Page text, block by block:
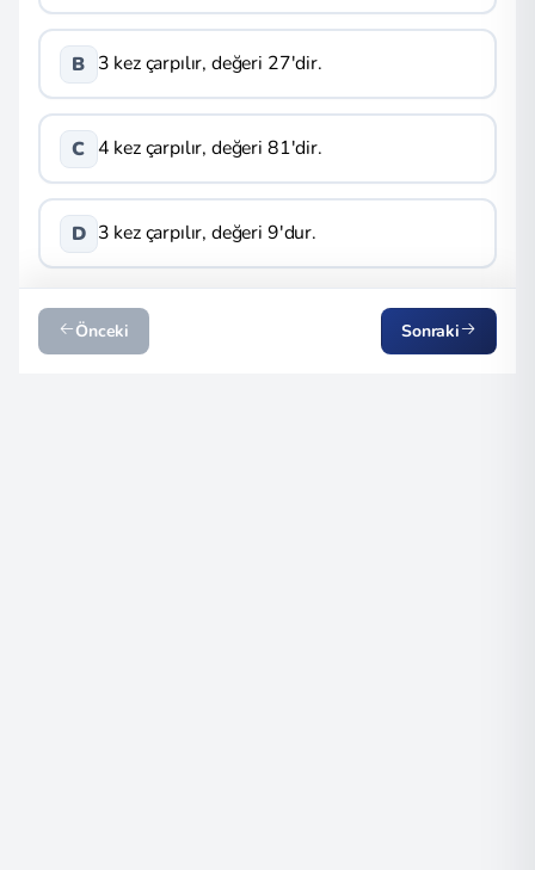
B 3 kez çarpılır, değeri 27'dir.
C 4 kez çarpılır, değeri 81'dir.
D 3 kez çarpılır, değeri 9'dur.
Önceki Sonraki